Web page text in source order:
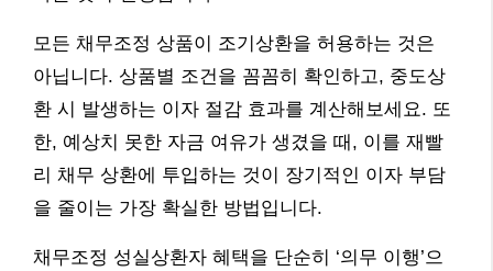
모든 채무조정 상품이 조기상환을 허용하는 것은
아닙니다. 상품별 조건을 꼼꼼히 확인하고, 중도상
환 시 발생하는 이자 절감 효과를 계산해보세요. 또
한, 예상치 못한 자금 여유가 생겼을 때, 이를 재빨
리 채무 상환에 투입하는 것이 장기적인 이자 부담
을 줄이는 가장 확실한 방법입니다.
채무조정 성실상환자 혜택을 단순히 ‘의무 이행’으